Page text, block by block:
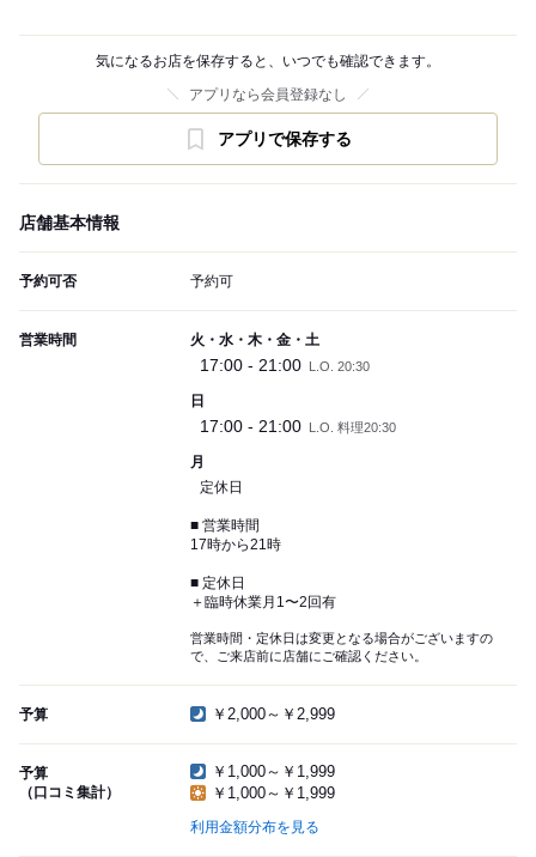
気になるお店を保存すると、いつでも確認できます。
アプリなら会員登録なし
アプリで保存する
店舗基本情報
予約可否 予約可
営業時間 火・水・木・金・土
17:00 - 21:00 L.O. 20:30
日
17:00 - 21:00 L.O. 料理20:30
月
定休日
■ 営業時間
17時から21時
■ 定休日
＋臨時休業月1〜2回有
営業時間・定休日は変更となる場合がございますの
で、ご来店前に店舗にご確認ください。
予算 ￥2,000～￥2,999
予算
（口コミ集計）
￥1,000～￥1,999
￥1,000～￥1,999
利用金額分布を見る